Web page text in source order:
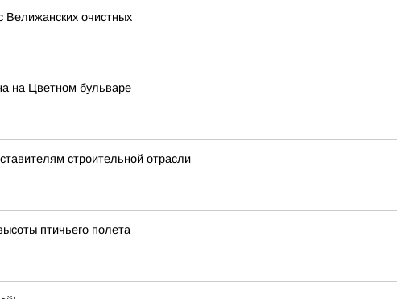
Велижанских очистных
на Цветном бульваре
строительной отрасли
птичьего полета